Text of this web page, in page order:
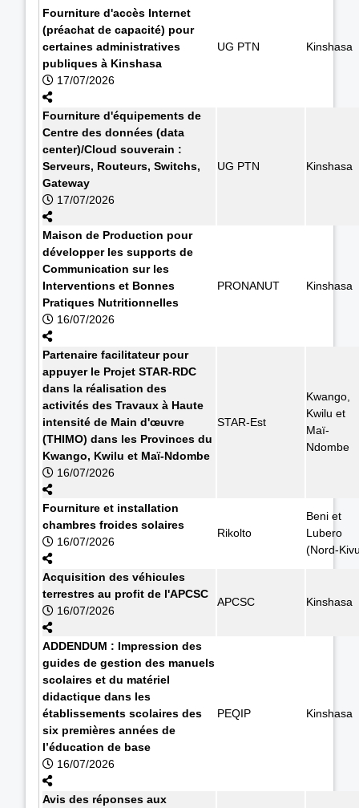
Fourniture d'accès Internet
(préachat de capacité) pour
certaines administratives
publiques à Kinshasa
17/07/2026
UG PTN Kinshasa
Fourniture d'équipements de
Centre des données (data
center)/Cloud souverain :
Serveurs, Routeurs, Switchs,
Gateway
17/07/2026
UG PTN Kinshasa
Maison de Production pour
développer les supports de
Communication sur les
Interventions et Bonnes
Pratiques Nutritionnelles
16/07/2026
PRONANUT Kinshasa
Partenaire facilitateur pour
appuyer le Projet STAR-RDC
dans la réalisation des
activités des Travaux à Haute
intensité de Main d'œuvre
(THIMO) dans les Provinces du
Kwango, Kwilu et Maï-Ndombe
16/07/2026
STAR-Est
Kwango,
Kwilu et
Maï-
Ndombe
Fourniture et installation
chambres froides solaires
16/07/2026
Rikolto
Beni et
Lubero
(Nord-
Acquisition des véhicules
terrestres au profit de l'APCSC
16/07/2026
APCSC Kinshasa
ADDENDUM : Impression des
guides de gestion des manuels
scolaires et du matériel
didactique dans les
établissements scolaires des
six premières années de
l’éducation de base
16/07/2026
PEQIP Kinshasa
Avis des réponses aux